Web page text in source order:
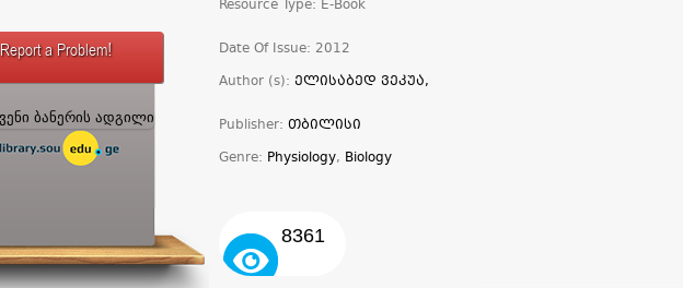
Report a Problem!
Resource Type: E-Book
Date Of Issue: 2012
Author (s): ელისაბედ ვეკუა,
Publisher: თბილისი
Genre: Physiology, Biology
8361